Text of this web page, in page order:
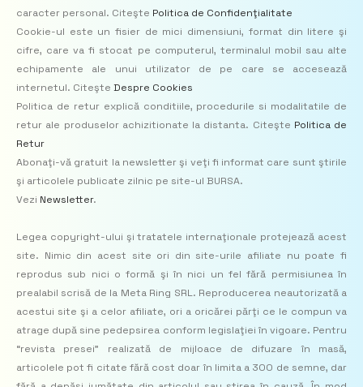
caracter personal. Citeşte Politica de Confidenţialitate
Cookie-ul este un fisier de mici dimensiuni, format din litere şi
cifre, care va fi stocat pe computerul, terminalul mobil sau alte
echipamente ale unui utilizator de pe care se accesează
internetul. Citeşte Despre Cookies
Politica de retur explică conditiile, procedurile si modalitatile de
retur ale produselor achizitionate la distanta. Citeşte Politica de
Retur
Abonaţi-vă gratuit la newsletter şi veţi fi informat care sunt ştirile
şi articolele publicate zilnic pe site-ul BURSA.
Vezi Newsletter.
Legea copyright-ului şi tratatele internaţionale protejează acest
site. Nimic din acest site ori din site-urile afiliate nu poate fi
reprodus sub nici o formă şi în nici un fel fără permisiunea în
prealabil scrisă de la Meta Ring SRL. Reproducerea neautorizată a
acestui site şi a celor afiliate, ori a oricărei părţi ce le compun va
atrage după sine pedepsirea conform legislaţiei în vigoare. Pentru
“revista presei” realizată de mijloace de difuzare în masă,
articolele pot fi citate fără cost doar în limita a 300 de semne, dar